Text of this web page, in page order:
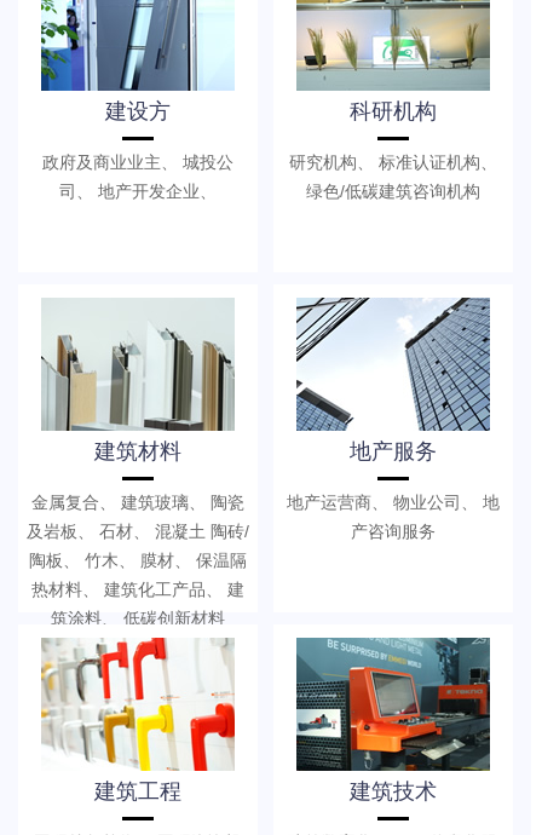
建设方
政府及商业业主、 城投公
司、 地产开发企业、
科研机构
研究机构、 标准认证机构、
绿色/低碳建筑咨询机构
建筑材料
金属复合、 建筑玻璃、 陶瓷
及岩板、 石材、 混凝土 陶砖/
陶板、 竹木、 膜材、 保温隔
热材料、 建筑化工产品、 建
筑涂料、 低碳创新材料
地产服务
地产运营商、 物业公司、 地
产咨询服务
建筑工程 建筑技术